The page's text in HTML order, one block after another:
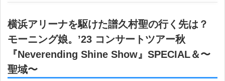
横浜アリーナを駆けた譜久村聖の行く先は？
モーニング娘。’23 コンサートツアー秋
『Neverending Shine Show』SPECIAL＆〜
聖域〜